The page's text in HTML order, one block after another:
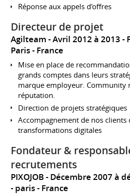
Réponse aux appels d'offres
Directeur de projet
Agilteam Avril 2012 à 2013
Paris
France
Mise en place de
grands comptes dans leurs
marque employeur. Community
réputation.
Direction de projets stratégiques
Accompagnement de nos clients
transformations digitales
Fondateur &
recrutements
PIXOJOB
Décembre 2007 à
paris
France